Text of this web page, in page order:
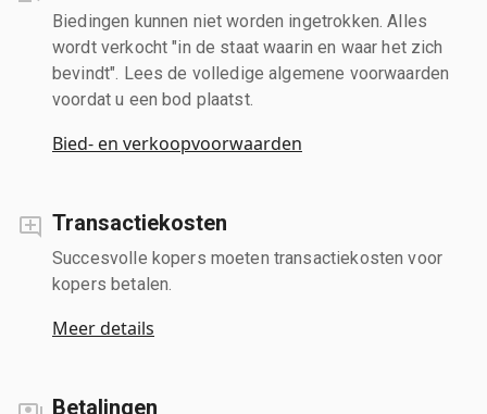
Biedingen kunnen niet worden ingetrokken. Alles
wordt verkocht "in de staat waarin en waar het zich
bevindt". Lees de volledige algemene voorwaarden
voordat u een bod plaatst.
Bied- en verkoopvoorwaarden
Transactiekosten
Succesvolle kopers moeten transactiekosten voor
kopers betalen.
Meer details
Betalingen